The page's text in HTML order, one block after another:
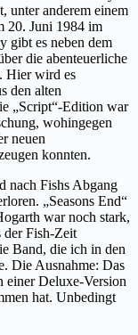
unter anderem einem
20. Juni 1984 im
gibt es neben dem
die abenteuerliche
Hier wird es
den alten
„Script“-Edition war
wohingegen
neuen
konnten.
nach Fishs Abgang
„Seasons End“
war noch stark,
der Fish-Zeit
Band, die ich in den
Die Ausnahme: Das
einer Deluxe-Version
hat. Unbedingt